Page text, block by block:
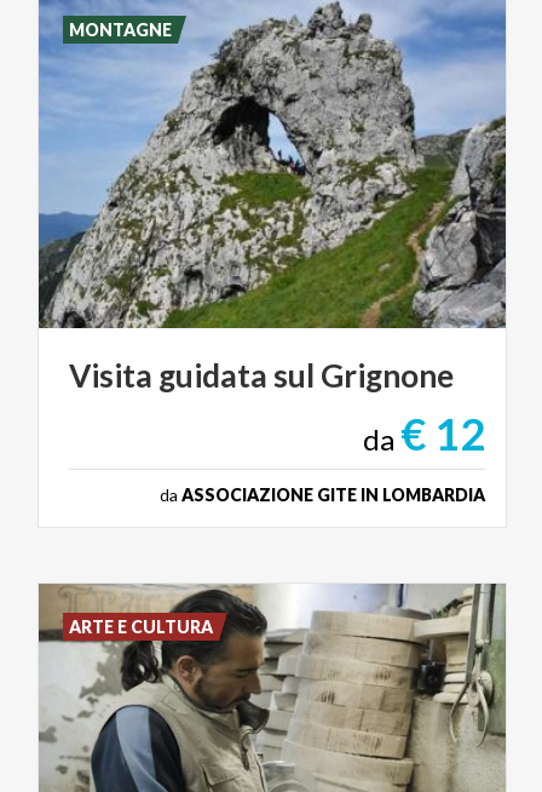
Visita guidata sul Grignone
da € 12
da ASSOCIAZIONE GITE IN LOMBARDIA
MONTAGNE
ARTE E CULTURA